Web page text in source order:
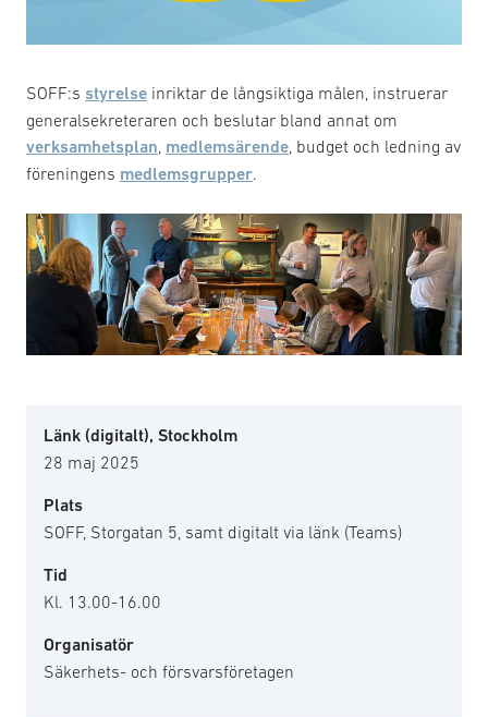
SOFF:s styrelse inriktar de långsiktiga målen, instruerar
generalsekreteraren och beslutar bland annat om
verksamhetsplan medlemsärende , budget och ledning av
föreningens medlemsgrupper.
Länk (digitalt), Stockholm
28 maj 2025
Plats
SOFF, Storgatan 5, samt digitalt via länk (Teams)
Tid
Kl. 13.00-16.00
Organisatör
Säkerhets- och försvarsföretagen